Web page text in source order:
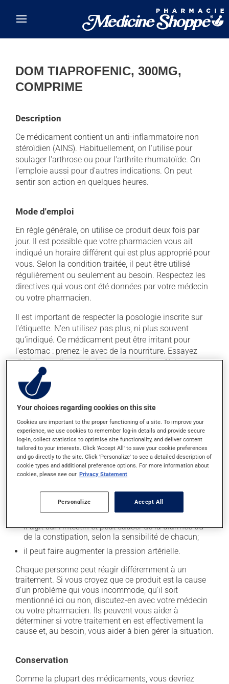
DOM TIAPROFENIC, 300MG,
COMPRIME
Description
Ce médicament contient un anti-inflammatoire non
stéroïdien (AINS). Habituellement, on l'utilise pour
soulager l'arthrose ou pour l'arthrite rhumatoïde. On
l'emploie aussi pour d'autres indications. On peut
sentir son action en quelques heures.
Mode d'emploi
En règle générale, on utilise ce produit deux fois par
jour. Il est possible que votre pharmacien vous ait
indiqué un horaire différent qui est plus approprié pour
vous. Selon la condition traitée, il peut être utilisé
régulièrement ou seulement au besoin. Respectez les
directives qui vous ont été données par votre médecin
ou votre pharmacien.
Il est important de respecter la posologie inscrite sur
l'étiquette. N'en utilisez pas plus, ni plus souvent
qu'indiqué. Ce médicament peut être irritant pour
l'estomac : prenez-le avec de la nourriture. Essayez
d'éviter les aliments irritants comme le café, les mets
épicés et l'alcool.
Effets indésirables
En plus de ses effets recherchés, ce produit peut à
l'occasion entraîner certains effets indésirables (effets
secondaires), notamment :
il peut causer des étourdissements - levez-vous
lentement;
vomissements;
il peut causer des brûlures d'estomac;
il agit sur l'intestin et peut causer de la diarrhée ou
de la constipation, selon la sensibilité de chacun;
il peut faire augmenter la pression artérielle.
Chaque personne peut réagir différemment à un
traitement. Si vous croyez que ce produit est la cause
d'un problème qui vous incommode, qu'il soit
mentionné ici ou non, discutez-en avec votre médecin
ou votre pharmacien. Ils peuvent vous aider à
déterminer si votre traitement en est effectivement la
cause et, au besoin, vous aider à bien gérer la situation.
Conservation
Comme la plupart des médicaments, vous devriez
Your choices regarding cookies on this site
Cookies are important to the proper functioning of a site. To improve your
experience, we use cookies to remember log-in details and provide secure
log-in, collect statistics to optimise site functionality, and deliver content
tailored to your interests. Click 'Accept All' to save your cookie preferences
and go directly to the site. Click 'Personalize' to see a detailed description of
cookie types and additional preference options. For more information about
cookies, please see our Privacy Statement
Personalize Accept All